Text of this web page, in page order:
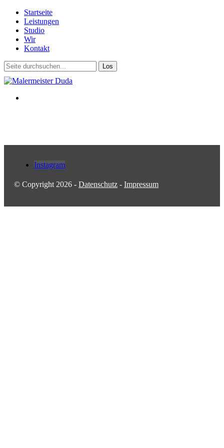
Startseite
Leistungen
Studio
Wir
Kontakt
Instagram
© Copyright 2026 - Datenschutz - Impressum